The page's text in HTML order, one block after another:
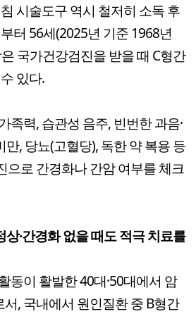
시술도구 역시 철저히 소독 후
터 56세(2025년 기준 1968년
국가건강검진을 받을 때 C형간
있다.
족력, 습관성 음주, 빈번한 과음·
만, 당뇨(고혈당), 독한 약 복용 등
으로 간경화나 간암 여부를 체크
·간경화 없을 때도 적극 치료를
동이 활발한 40대·50대에서 암
, 국내에서 원인질환 중 B형간